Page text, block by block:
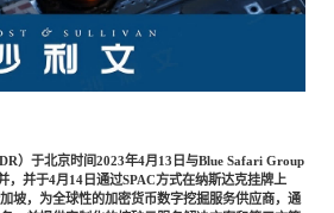
文化娱乐
环保节能科技
构
）于北京时间2023年4月13日与Blue Safari Group
，并于4月14日通过SPAC方式在纳斯达克挂牌上
坡，为全球性的加密货币数字挖掘服务供应商，通